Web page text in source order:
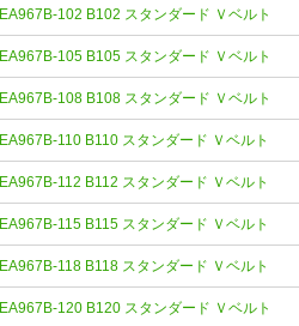
EA967B-102 B102 スタンダード Ｖベルト
EA967B-105 B105 スタンダード Ｖベルト
EA967B-108 B108 スタンダード Ｖベルト
EA967B-110 B110 スタンダード Ｖベルト
EA967B-112 B112 スタンダード Ｖベルト
EA967B-115 B115 スタンダード Ｖベルト
EA967B-118 B118 スタンダード Ｖベルト
EA967B-120 B120 スタンダード Ｖベルト